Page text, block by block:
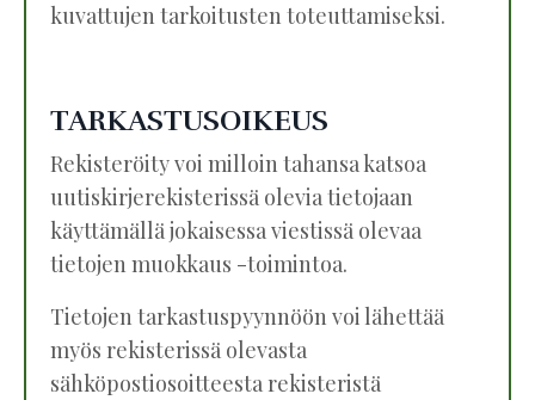
kuvattujen tarkoitusten toteuttamiseksi.
TARKASTUSOIKEUS
Rekisteröity voi milloin tahansa katsoa
uutiskirjerekisterissä olevia tietojaan
käyttämällä jokaisessa viestissä olevaa
tietojen muokkaus -toimintoa.
Tietojen tarkastuspyynnöön voi lähettää
myös rekisterissä olevasta
sähköpostiosoitteesta rekisteristä